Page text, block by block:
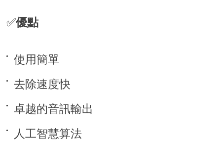
✅優點
使用簡單
去除速度快
卓越的音訊輸出
人工智慧算法